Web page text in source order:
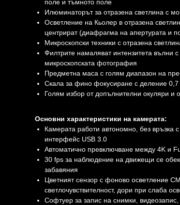
поле и тъмното поле
Илюминаторът за отразена светлина с
Осветление на Кьолер в отразена
центрират (диафрагма на апертурата и
Микроскопски техники с отразена
Филтрите намаляват интензитета вълни
микроскопската фотография
Предметна маса с голям диапазон на
Скала за фино фокусиране с деление
Голям избор от допълнителни окуляри и
Основни характеристики на камерата:
Камерата работи автономно, без
интерфейс USB 3.0
Автоматично превключване между 4K и
30 fps за наблюдение на движещи се
забавяния
Цветният сензор с фоново осветление
светлочувствителност, дори при слаба
Софтуер за запис на снимки,